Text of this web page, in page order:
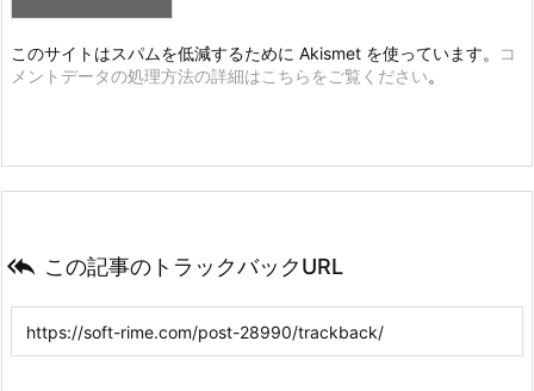
このサイトはスパムを低減するために Akismet を使っています。
コ
メントデータの処理方法の詳細はこちらをご覧ください。
 この記事のトラックバックURL